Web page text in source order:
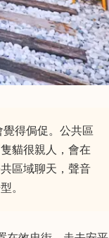
得侷促。公共區
貓很親人，會在
區域聊天，聲音
。